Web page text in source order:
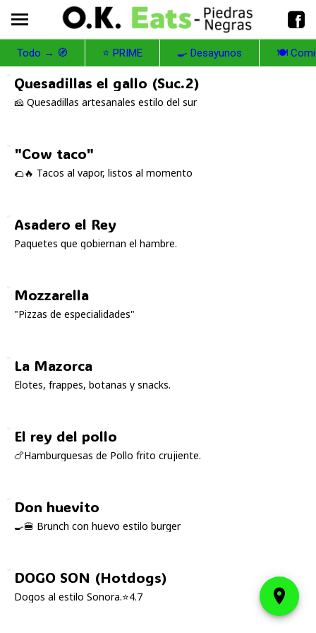
Todo → 🧭 ⭐ PRIME 🍳 Desayunos 🍽️
Quesadillas el gallo (Suc.2)
🧀 Quesadillas artesanales estilo del sur
"Cow taco"
🌮🔥 Tacos al vapor, listos al momento
Asadero el Rey
Paquetes que gobiernan el hambre.
Mozzarella
"Pizzas de especialidades"
La Mazorca
Elotes, frappes, botanas y snacks.
El rey del pollo
🍗Hamburguesas de Pollo frito crujiente.
Don huevito
🍳🍔 Brunch con huevo estilo burger
DOGO SON (Hotdogs)
Dogos al estilo Sonora.⭐4.7